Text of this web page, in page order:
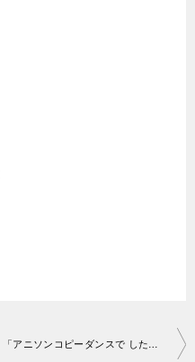
「アニソンコピーダンスで した〜^ ^」渋谷スタジオ2019-9-2- no0006-1165